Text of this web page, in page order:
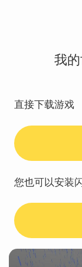
我
直接下载游戏
您也可以安装